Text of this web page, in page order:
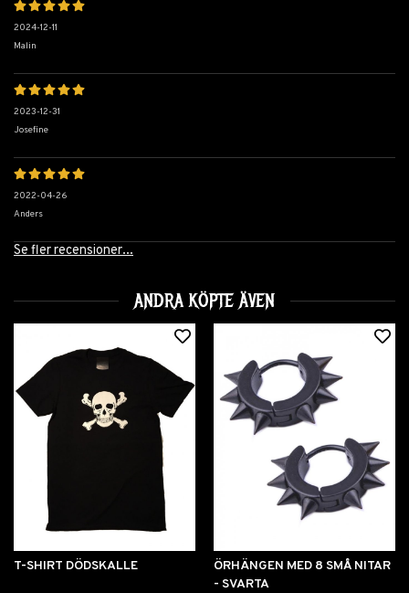
2024-12-11
Malin
2023-12-31
Josefine
2022-04-26
Anders
Se fler recensioner...
ANDRA KÖPTE ÄVEN
T-SHIRT DÖDSKALLE
ÖRHÄNGEN MED 8 SMÅ NITAR
- SVARTA